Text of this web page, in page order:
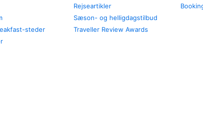
steder
Rejseartikler
Sæson- og helligdagstilbud
Traveller Review Awards